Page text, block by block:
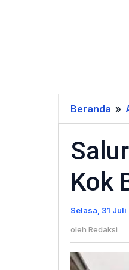
Beranda »
Kok
Selasa, 31
oleh Redaksi